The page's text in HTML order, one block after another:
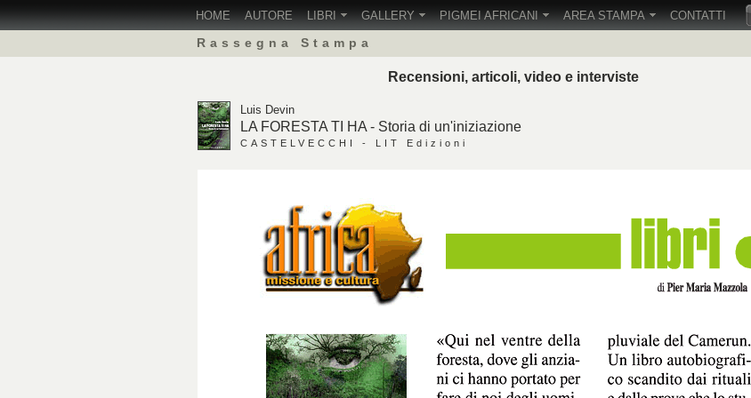
Rassegna Stampa
Recensioni, articoli, video e interviste
Luis Devin
LA FORESTA TI HA - Storia di un'iniziazione
CASTELVECCHI - LIT Edizioni
HOME AUTORE LIBRI GALLERY PIGMEI AFRICANI AREA STAMPA CONTATTI